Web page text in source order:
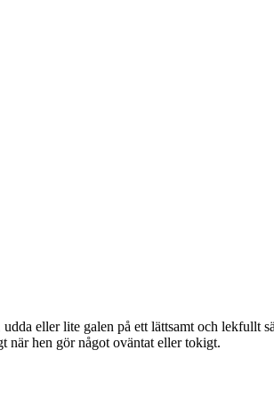
eller lite galen på ett lättsamt och lekfullt
när hen gör något oväntat eller tokigt.